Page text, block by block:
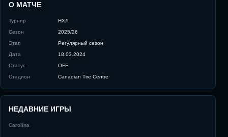
О МАТЧЕ
Турнир
НХЛ
Сезон
2025/26
Этап
Регулярный сезон
Дата
18.03.2024
Статус
OFF
Стадион
Canadian Tire Centre
НЕДАВНИЕ ИГРЫ
Carolina